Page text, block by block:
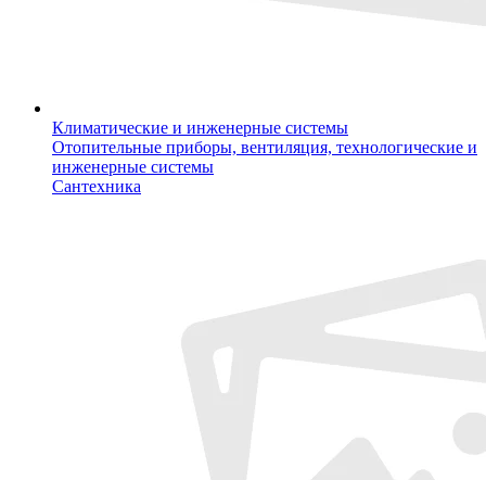
Климатические и инженерные системы
Отопительные приборы, вентиляция, технологические и
инженерные системы
Сантехника